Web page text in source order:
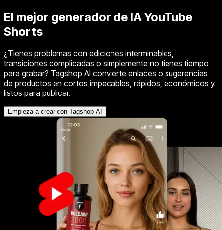
El mejor generador de IAYouTube
Shorts
¿Tienes problemas con ediciones interminables,
transiciones complicadas o simplemente no tienes tiempo
para grabar? Tagshop AI convierte enlaces o sugerencias
de productos en cortos impecables, rápidos, económicos y
listos para publicar.
Empieza a crear con Tagshop AI